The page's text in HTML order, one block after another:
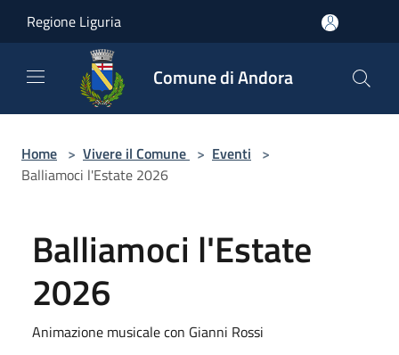
Regione Liguria
Comune di Andora
Home > Vivere il Comune > Eventi >
Balliamoci l'Estate 2026
Balliamoci l'Estate
2026
Animazione musicale con Gianni Rossi